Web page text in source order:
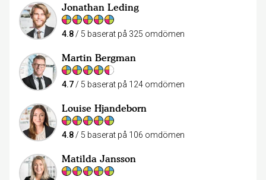
Jonathan Leding
4.8 / 5 baserat på 325 omdömen
Martin Bergman
4.7/ 5 baserat på 124 omdömen
Louise Hjandeborn
4.8/ 5 baserat på 106 omdömen
Matilda Jansson